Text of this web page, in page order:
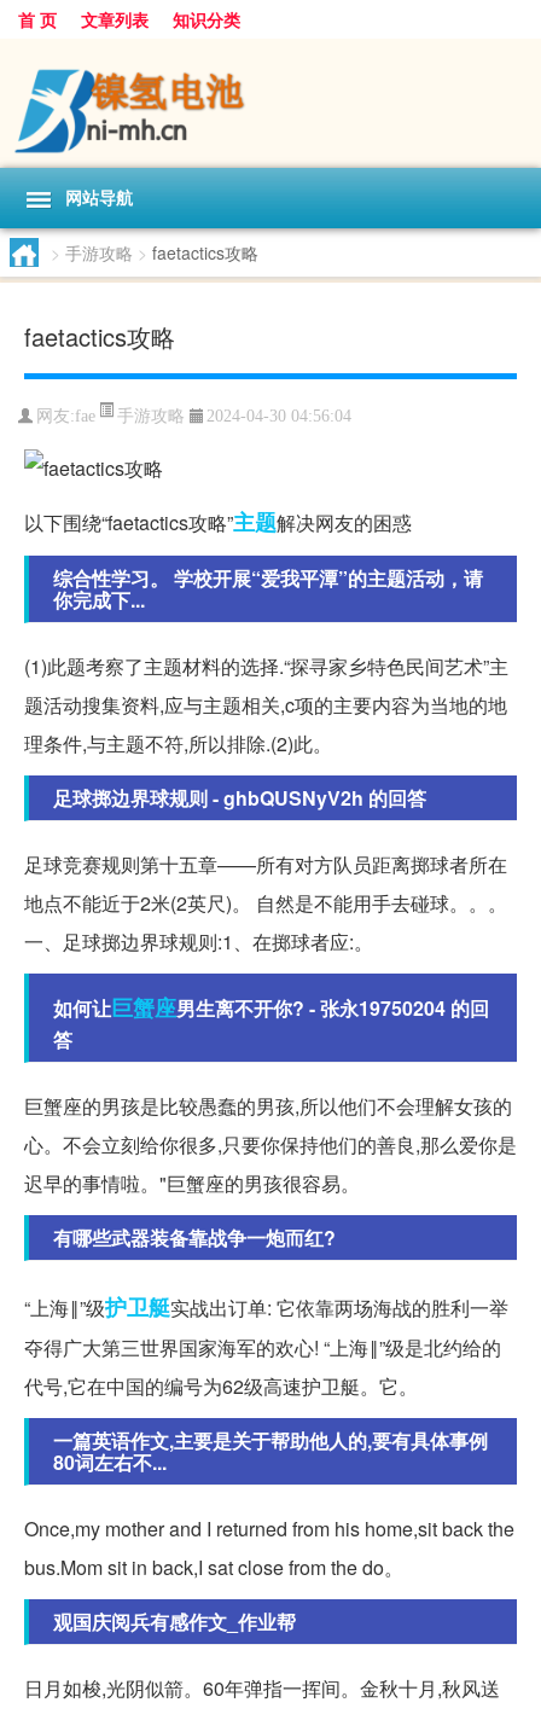
首 页 文章列表 知识分类
网站导航
> 手游攻略 > faetactics攻略
faetactics攻略
网友:fae 手游攻略 2024-04-30 04:56:04
以下围绕“faetactics攻略”主题解决网友的困惑
综合性学习。 学校开展“爱我平潭”的主题活动，请
你完成下...
(1)此题考察了主题材料的选择.“探寻家乡特色民间艺术”主
题活动搜集资料,应与主题相关,c项的主要内容为当地的地
理条件,与主题不符,所以排除.(2)此。
足球掷边界球规则 - ghbQUSNyV2h 的回答
足球竞赛规则第十五章——所有对方队员距离掷球者所在
地点不能近于2米(2英尺)。 自然是不能用手去碰球。。。
一、足球掷边界球规则:1、在掷球者应:。
如何让巨蟹座男生离不开你? - 张永19750204 的回
答
巨蟹座的男孩是比较愚蠢的男孩,所以他们不会理解女孩的
心。不会立刻给你很多,只要你保持他们的善良,那么爱你是
迟早的事情啦。"巨蟹座的男孩很容易。
有哪些武器装备靠战争一炮而红?
“上海‖”级护卫艇实战出订单: 它依靠两场海战的胜利一举
夺得广大第三世界国家海军的欢心! “上海‖”级是北约给的
代号,它在中国的编号为62级高速护卫艇。它。
一篇英语作文,主要是关于帮助他人的,要有具体事例
80词左右不...
Once,my mother and I returned from his home,sit back the
bus.Mom sit in back,I sat close from the do。
观国庆阅兵有感作文_作业帮
日月如梭,光阴似箭。60年弹指一挥间。金秋十月,秋风送